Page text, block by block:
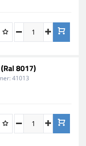
8017)
41013